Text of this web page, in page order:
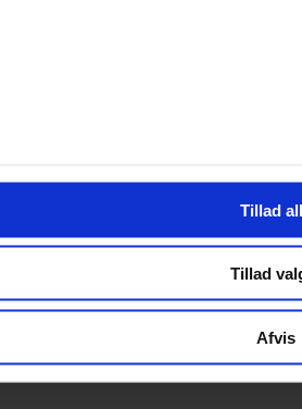
Tillad
Tillad
Afvis
– 17:30
& hosting by Webhuset Ballum ApS